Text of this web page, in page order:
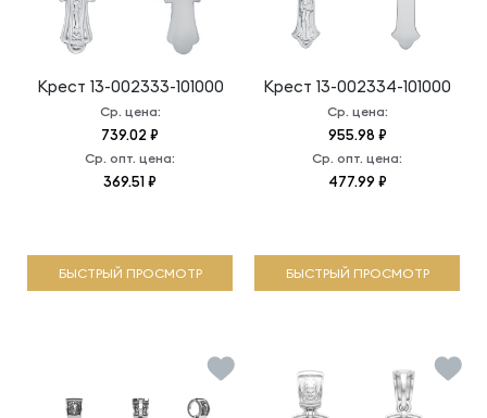
Крест 13-002333-101000
Ср. цена:
739.02 ₽
Ср. опт. цена:
369.51 ₽
БЫСТРЫЙ ПРОСМОТР
Крест 13-002334-101000
Ср. цена:
955.98 ₽
Ср. опт. цена:
477.99 ₽
БЫСТРЫЙ ПРОСМОТР